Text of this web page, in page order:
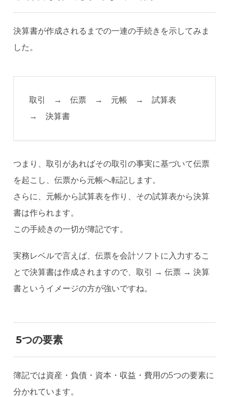
決算書が作成されるまでの一連の手続きを示してみま
した。
取引 → 伝票 → 元帳 → 試算表
→ 決算書
つまり、取引があればその取引の事実に基づいて伝票
を起こし、伝票から元帳へ転記します。
さらに、元帳から試算表を作り、その試算表から決算
書は作られます。
この手続きの一切が簿記です。
実務レベルで言えば、伝票を会計ソフトに入力するこ
とで決算書は作成されますので、取引 → 伝票 → 決算
書というイメージの方が強いですね。
5つの要素
簿記では資産・負債・資本・収益・費用の5つの要素に
分かれています。